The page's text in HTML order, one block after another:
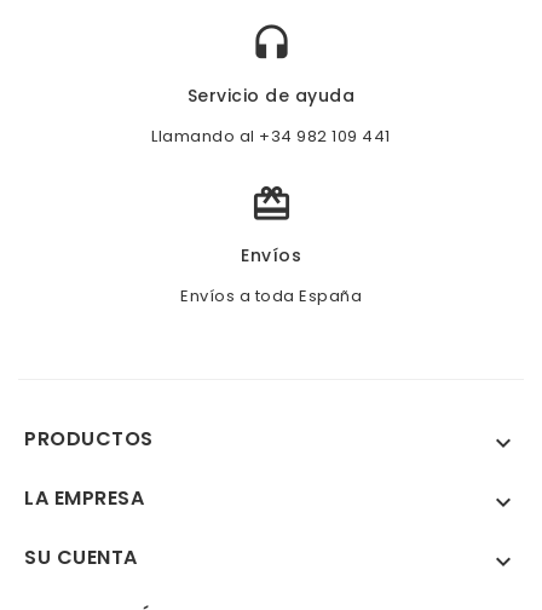

Servicio de ayuda
Llamando al +34 982 109 441

Envíos
Envíos a toda España
PRODUCTOS 
LA EMPRESA 
SU CUENTA 